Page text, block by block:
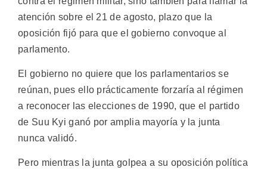
atención sobre el 21 de agosto, plazo que la
oposición fijó para que el gobierno convoque al
parlamento.
El gobierno no quiere que los parlamentarios se
reúnan, pues ello prácticamente forzaría al régimen
a reconocer las elecciones de 1990, que el partido
de Suu Kyi ganó por amplia mayoría y la junta
nunca validó.
Pero mientras la junta golpea a su oposición política